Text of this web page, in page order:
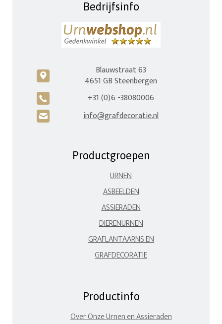
Bedrijfsinfo
c
Blauwstraat 63
4651 GB Steenbergen
A +31 (0)6 -38080006
H info@grafdecoratie.nl
Productgroepen
URNEN
ASBEELDEN
ASSIERADEN
DIERENURNEN
GRAFLANTAARNS EN
GRAFDECORATIE
Productinfo
Over Onze Urnen en Assieraden